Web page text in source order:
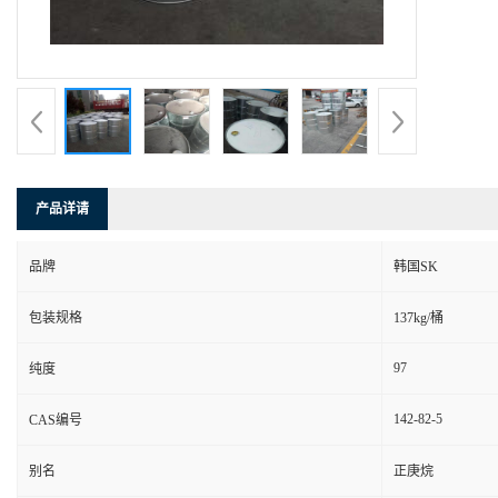
产品详请
品牌 韩国SK
包装规格 137kg/桶
纯度 97
CAS编号 142-82-5
别名 正庚烷